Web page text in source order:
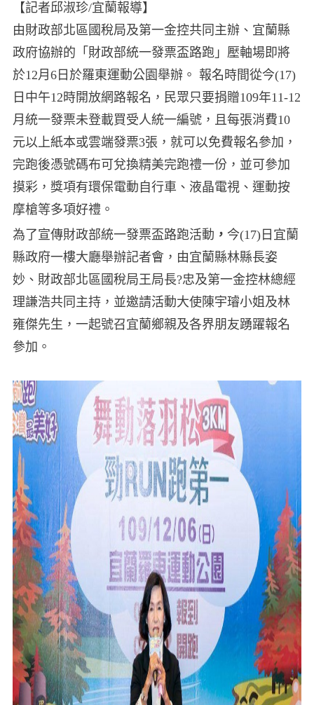
【記者邱淑珍/宜蘭報導】
由財政部北區國稅局及第一金控共同主辦、宜蘭縣
政府協辦的「財政部統一發票盃路跑」壓軸場即將
於12月6日於羅東運動公園舉辦。 報名時間從今(17)
日中午12時開放網路報名，民眾只要捐贈109年11-12
月統一發票未登載買受人統一編號，且每張消費10
元以上紙本或雲端發票3張，就可以免費報名參加，
完跑後憑號碼布可兌換精美完跑禮一份，並可參加
摸彩，獎項有環保電動自行車、液晶電視、運動按
摩槍等多項好禮。
為了宣傳財政部統一發票盃路跑活動 ， 今(17)日宜蘭
縣政府一樓大廳舉辦記者會，由宜蘭縣林縣長姿
妙、財政部北區國稅局王局長?忠及第一金控林總經
理謙浩共同主持，並邀請活動大使陳宇璿小姐及林
雍傑先生，一起號召宜蘭鄉親及各界朋友踴躍報名
參加。